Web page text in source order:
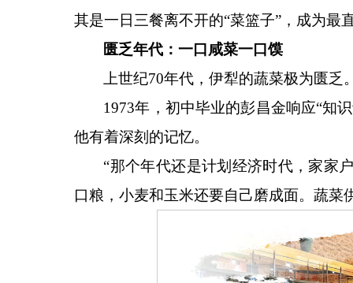
其是一日三餐离不开的“菜篮子”，成为最
匮乏年代：一口咸菜一口馍
上世纪70年代，伊犁的蔬菜极为匮乏
1973年，初中毕业的彭昌金响应“知
他有着深刻的记忆。
“那个年代还是计划经济时代，家家
口粮，小麦和玉米还要自己磨成面。蔬菜